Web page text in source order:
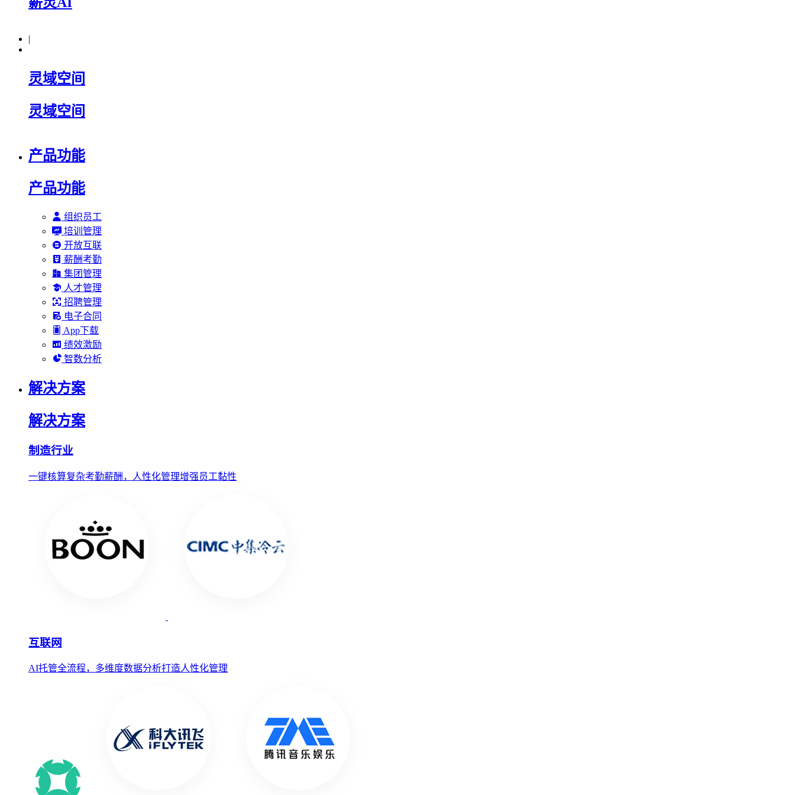
|
灵域空间
灵域空间
产品功能
产品功能
组织员工
培训管理
开放互联
薪酬考勤
集团管理
人才管理
招聘管理
电子合同
App下载
绩效激励
智数分析
解决方案
解决方案
制造行业
一键核算复杂考勤薪酬，人性化管理增强员工黏性
互联网
AI托管全流程，多维度数据分析打造人性化管理